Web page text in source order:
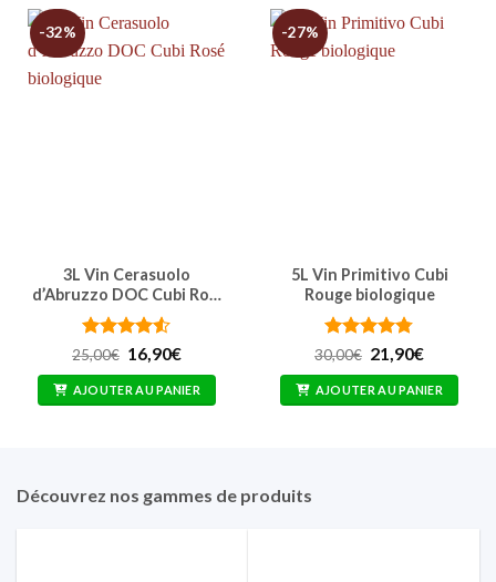
-32%
3L Vin Cerasuolo
d’Abruzzo DOC Cubi Ro…
Note 4.5
25,00€ Le
prix
initial
était :
16,90€Le
actuel
est :
AJOUTER AU PANIER
-27%
5L Vin Primitivo Cubi
Rouge biologique
Note 4.76
30,00€ Le
prix
initial
était :
21,90€Le
actuel
est :
AJOUTER AU PANIER
Découvrez nos gammes de produits